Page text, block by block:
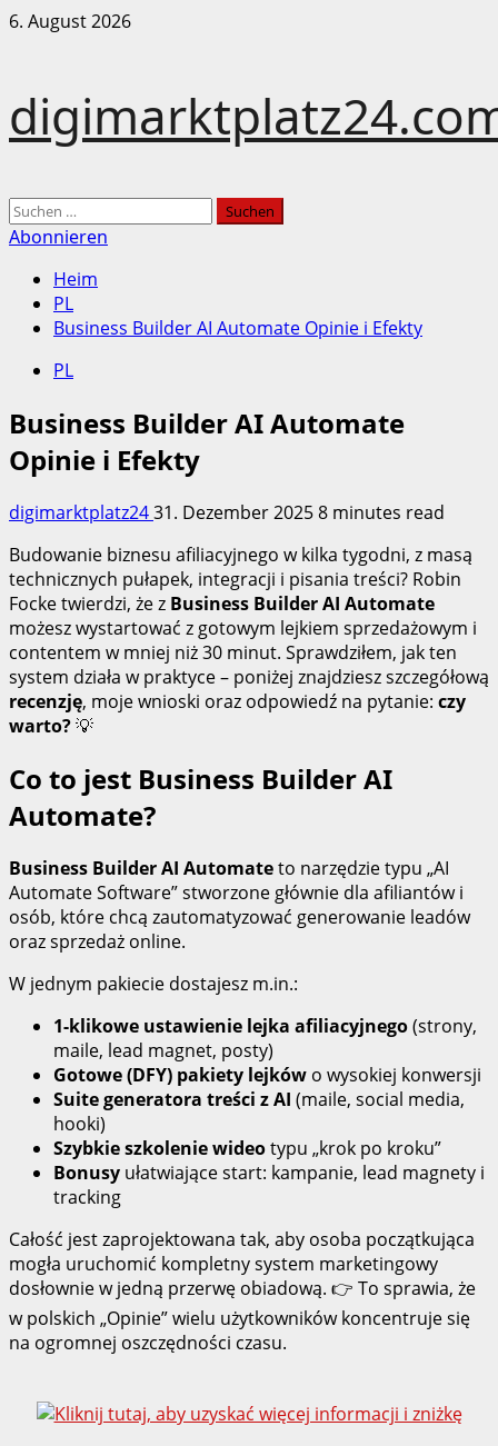
Zum
6. August 2026
Hauptmenü
Suchen
nach:
Abonnieren
Heim
PL
Business Builder AI Automate Opinie i Efekty
PL
Business Builder AI Automate
Opinie i Efekty
digimarktplatz2431. Dezember 20258 minutes read
Budowanie biznesu afiliacyjnego w kilka tygodni, z masą
technicznych pułapek, integracji i pisania treści? Robin
Focke twierdzi, że z Business Builder AI Automate
możesz wystartować z gotowym lejkiem sprzedażowym i
contentem w mniej niż 30 minut. Sprawdziłem, jak ten
system działa w praktyce – poniżej znajdziesz szczegółową
recenzję, moje wnioski oraz odpowiedź na pytanie: czy
warto?💡
Co to jest Business Builder AI
Automate?
Business Builder AI Automateto narzędzie typu „AI
Automate Software” stworzone głównie dla afiliantów i
osób, które chcą zautomatyzować generowanie leadów
oraz sprzedaż online.
W jednym pakiecie dostajesz m.in.:
1‑klikowe ustawienie lejka afiliacyjnego(strony,
maile, lead magnet, posty)
Gotowe (DFY) pakiety lejków o wysokiej konwersji
Suite generatora treści z AI (maile, social media,
hooki)
Szybkie szkolenie wideotypu „krok po kroku”
Bonusy ułatwiające start: kampanie, lead magnety i
tracking
Całość jest zaprojektowana tak, aby osoba początkująca
mogła uruchomić kompletny system marketingowy
dosłownie w jedną przerwę obiadową. 👉 To sprawia, że
w polskich „Opinie” wielu użytkowników koncentruje się
na ogromnej oszczędności czasu.